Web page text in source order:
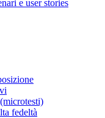
e user stories
fedeltà